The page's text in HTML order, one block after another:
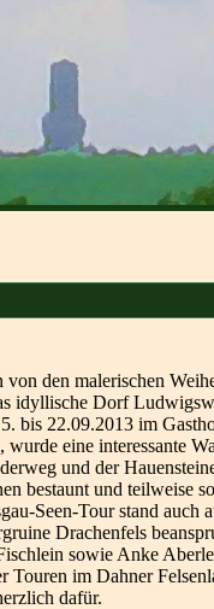
den malerischen
idyllische Dorf
bis 22.09.2013 im
eine interessante
und der
bestaunt und teilweise
Seen-Tour stand auch
Drachenfels
sowie Anke
Touren im Dahner
dafür.